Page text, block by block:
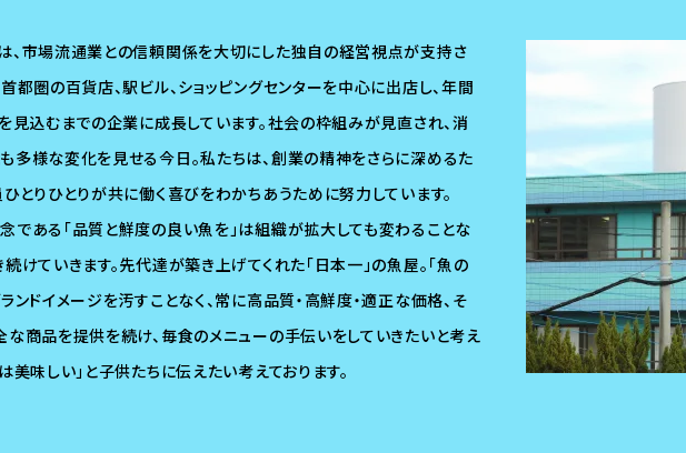
、市場流通業との信頼関係を大切にした独自の経営視点が支持さ
首都圏の百貨店、駅ビル、ショッピングセンターを中心に出店し、年間
込むまでの企業に成長しています。社会の枠組みが見直され、消
多様な変化を見せる今日。私たちは、創業の精神をさらに深めるた
ひとりひとりが共に働く喜びをわかちあうために努力しています。
である「品質と鮮度の良い魚を」は組織が拡大しても変わることな
けていきます。先代達が築き上げてくれた「日本一」の魚屋。「魚の
ンドイメージを汚すことなく、常に高品質・高鮮度・適正な価格、そ
な商品を提供を続け、毎食のメニューの手伝いをしていきたいと考え
美味しい」と子供たちに伝えたい考えております。